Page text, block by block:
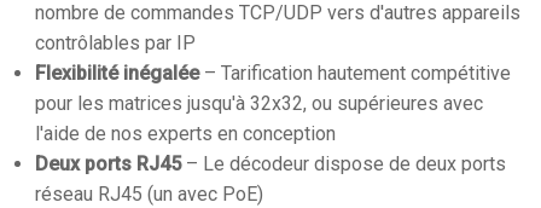
nombre de commandes TCP/UDP vers d'autres appareils
contrôlables par IP
Flexibilité inégalée– Tarification hautement compétitive
pour les matrices jusqu'à 32x32, ou supérieures avec
l'aide de nos experts en conception
Deux ports RJ45– Le décodeur dispose de deux ports
réseau RJ45 (un avec PoE)